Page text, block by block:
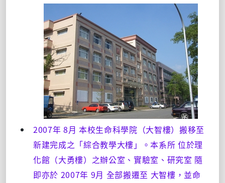
2007年 8月 本校生命科學院（大智樓）搬移至
新建完成之「綜合教學大樓」。本系所 位於理
化館（大勇樓）之辦公室、實驗室、研究室 隨
即亦於 2007年 9月 全部搬遷至 大智樓，並命